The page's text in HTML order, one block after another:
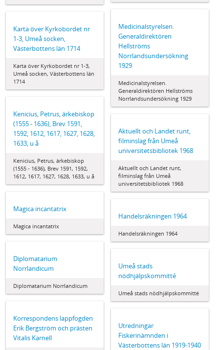
Medicinalstyrelsen.
Generaldirektören
Hellströms
Norrlandsundersökning
1929
Medicinalstyrelsen.
Generaldirektören Hellströms
Norrlandsundersökning 1929
Karta över Kyrkobordet nr
1-3, Umeå socken,
Västerbottens län 1714
Karta över Kyrkobordet nr 1-3,
Umeå socken, Västerbottens län
1714
Kenicius, Petrus, ärkebiskop
(1555 - 1636), Brev 1591,
1592, 1612, 1617, 1627, 1628,
1633, u å
Kenicius, Petrus, ärkebiskop
(1555 - 1636), Brev 1591, 1592,
1612, 1617, 1627, 1628, 1633, u å
Aktuellt och Landet runt,
filminslag från Umeå
universitetsbibliotek 1968
Aktuellt och Landet runt,
filminslag från Umeå
universitetsbibliotek 1968
Magica incantatrix
Magica incantatrix
Handelsräkningen 1964
Handelsräkningen 1964
Diplomatarium
Norrlandicum
Diplomatarium Norrlandicum
Umeå stads
nödhjälpskommitté
Umeå stads nödhjälpskommitté
Korrespondens lappfogden
Erik Bergström och prästen
Vitalis Karnell
Utredningar
Fiskerinämnden i
Västerbottens län 1919-1940